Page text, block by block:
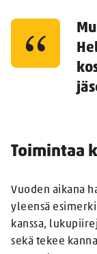
Toimintaa
Vuoden aikana
yleensä
kanssa,
sekä tekee